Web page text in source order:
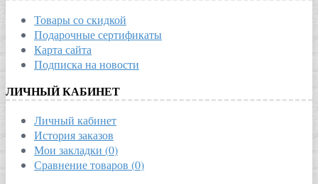
Товары со скидкой
Подарочные сертификаты
Карта сайта
Подписка на новости
ЛИЧНЫЙ КАБИНЕТ
Личный кабинет
История заказов
Мои закладки (0)
Сравнение товаров (0)